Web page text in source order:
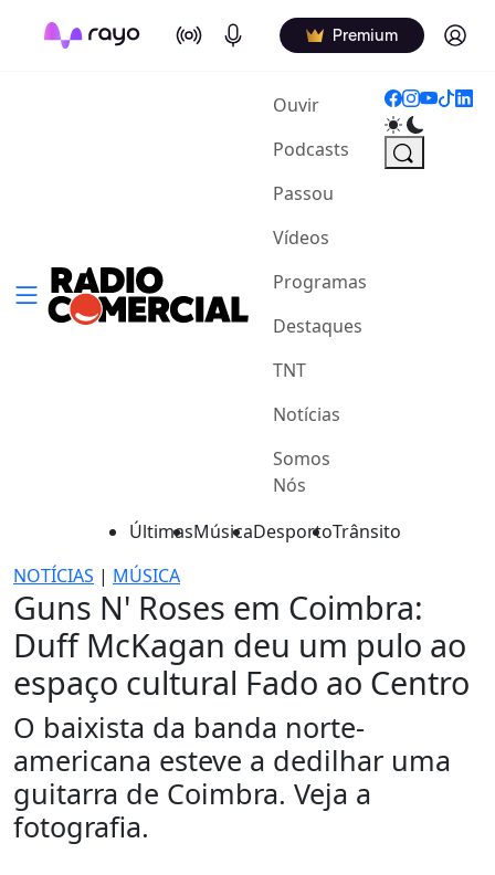
On Air Podcasts Premium Log in
Ouvir(current)
Podcasts
Passou
Vídeos
Programas
Destaques
TNT
Notícias
Somos
Nós
ÚltimasMúsicaDesportoTrânsito
NOTÍCIAS | MÚSICA
Guns N' Roses em Coimbra:
Duff McKagan deu um pulo ao
espaço cultural Fado ao Centro
O baixista da banda norte-
americana esteve a dedilhar uma
guitarra de Coimbra. Veja a
fotografia.